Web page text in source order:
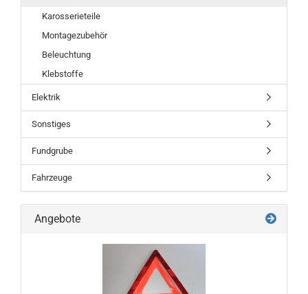
Karosserieteile
Montagezubehör
Beleuchtung
Klebstoffe
Elektrik
Sonstiges
Fundgrube
Fahrzeuge
Angebote